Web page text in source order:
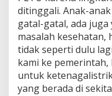
ditinggali. Anak-
gatal-gatal, ada
masalah kesehatan,
tidak seperti dulu
kami ke
untuk
yang berada di